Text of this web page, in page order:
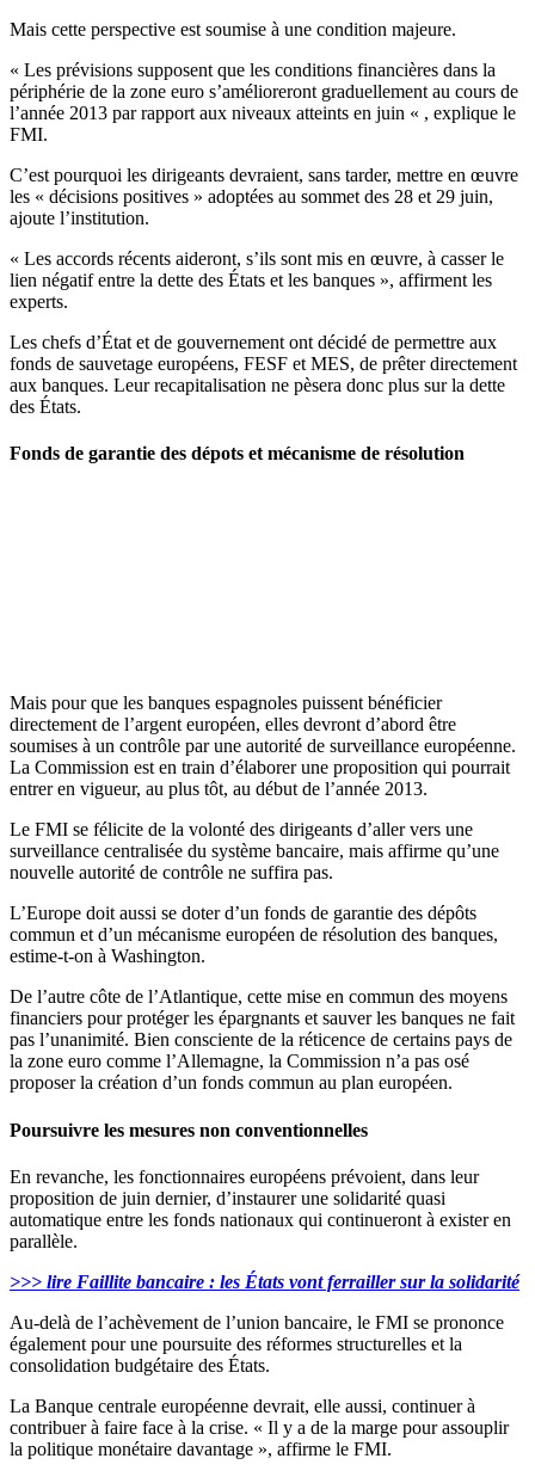
Mais cette perspective est soumise à une condition majeure.
« Les prévisions supposent que les conditions financières dans la
périphérie de la zone euro s’amélioreront graduellement au cours de
l’année 2013 par rapport aux niveaux atteints en juin « , explique le
FMI.
C’est pourquoi les dirigeants devraient, sans tarder, mettre en œuvre
les « décisions positives » adoptées au sommet des 28 et 29 juin,
ajoute l’institution.
« Les accords récents aideront, s’ils sont mis en œuvre, à casser le
lien négatif entre la dette des États et les banques », affirment les
experts.
Les chefs d’État et de gouvernement ont décidé de permettre aux
fonds de sauvetage européens, FESF et MES, de prêter directement
aux banques. Leur recapitalisation ne pèsera donc plus sur la dette
des États.
Fonds de garantie des dépots et mécanisme de résolution
Mais pour que les banques espagnoles puissent bénéficier
directement de l’argent européen, elles devront d’abord être
soumises à un contrôle par une autorité de surveillance européenne.
La Commission est en train d’élaborer une proposition qui pourrait
entrer en vigueur, au plus tôt, au début de l’année 2013.
Le FMI se félicite de la volonté des dirigeants d’aller vers une
surveillance centralisée du système bancaire, mais affirme qu’une
nouvelle autorité de contrôle ne suffira pas.
L’Europe doit aussi se doter d’un fonds de garantie des dépôts
commun et d’un mécanisme européen de résolution des banques,
estime-t-on à Washington.
De l’autre côte de l’Atlantique, cette mise en commun des moyens
financiers pour protéger les épargnants et sauver les banques ne fait
pas l’unanimité. Bien consciente de la réticence de certains pays de
la zone euro comme l’Allemagne, la Commission n’a pas osé
proposer la création d’un fonds commun au plan européen.
Poursuivre les mesures non conventionnelles
En revanche, les fonctionnaires européens prévoient, dans leur
proposition de juin dernier, d’instaurer une solidarité quasi
automatique entre les fonds nationaux qui continueront à exister en
parallèle.
>>> lire Faillite bancaire : les États vont ferrailler sur la solidarité
Au-delà de l’achèvement de l’union bancaire, le FMI se prononce
également pour une poursuite des réformes structurelles et la
consolidation budgétaire des États.
La Banque centrale européenne devrait, elle aussi, continuer à
contribuer à faire face à la crise. « Il y a de la marge pour assouplir
la politique monétaire davantage », affirme le FMI.